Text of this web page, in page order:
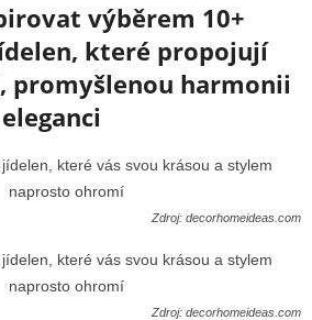
výběrem 10+
které propojují
promyšlenou harmonii
Zdroj: decorhomeideas.com
Zdroj: decorhomeideas.com